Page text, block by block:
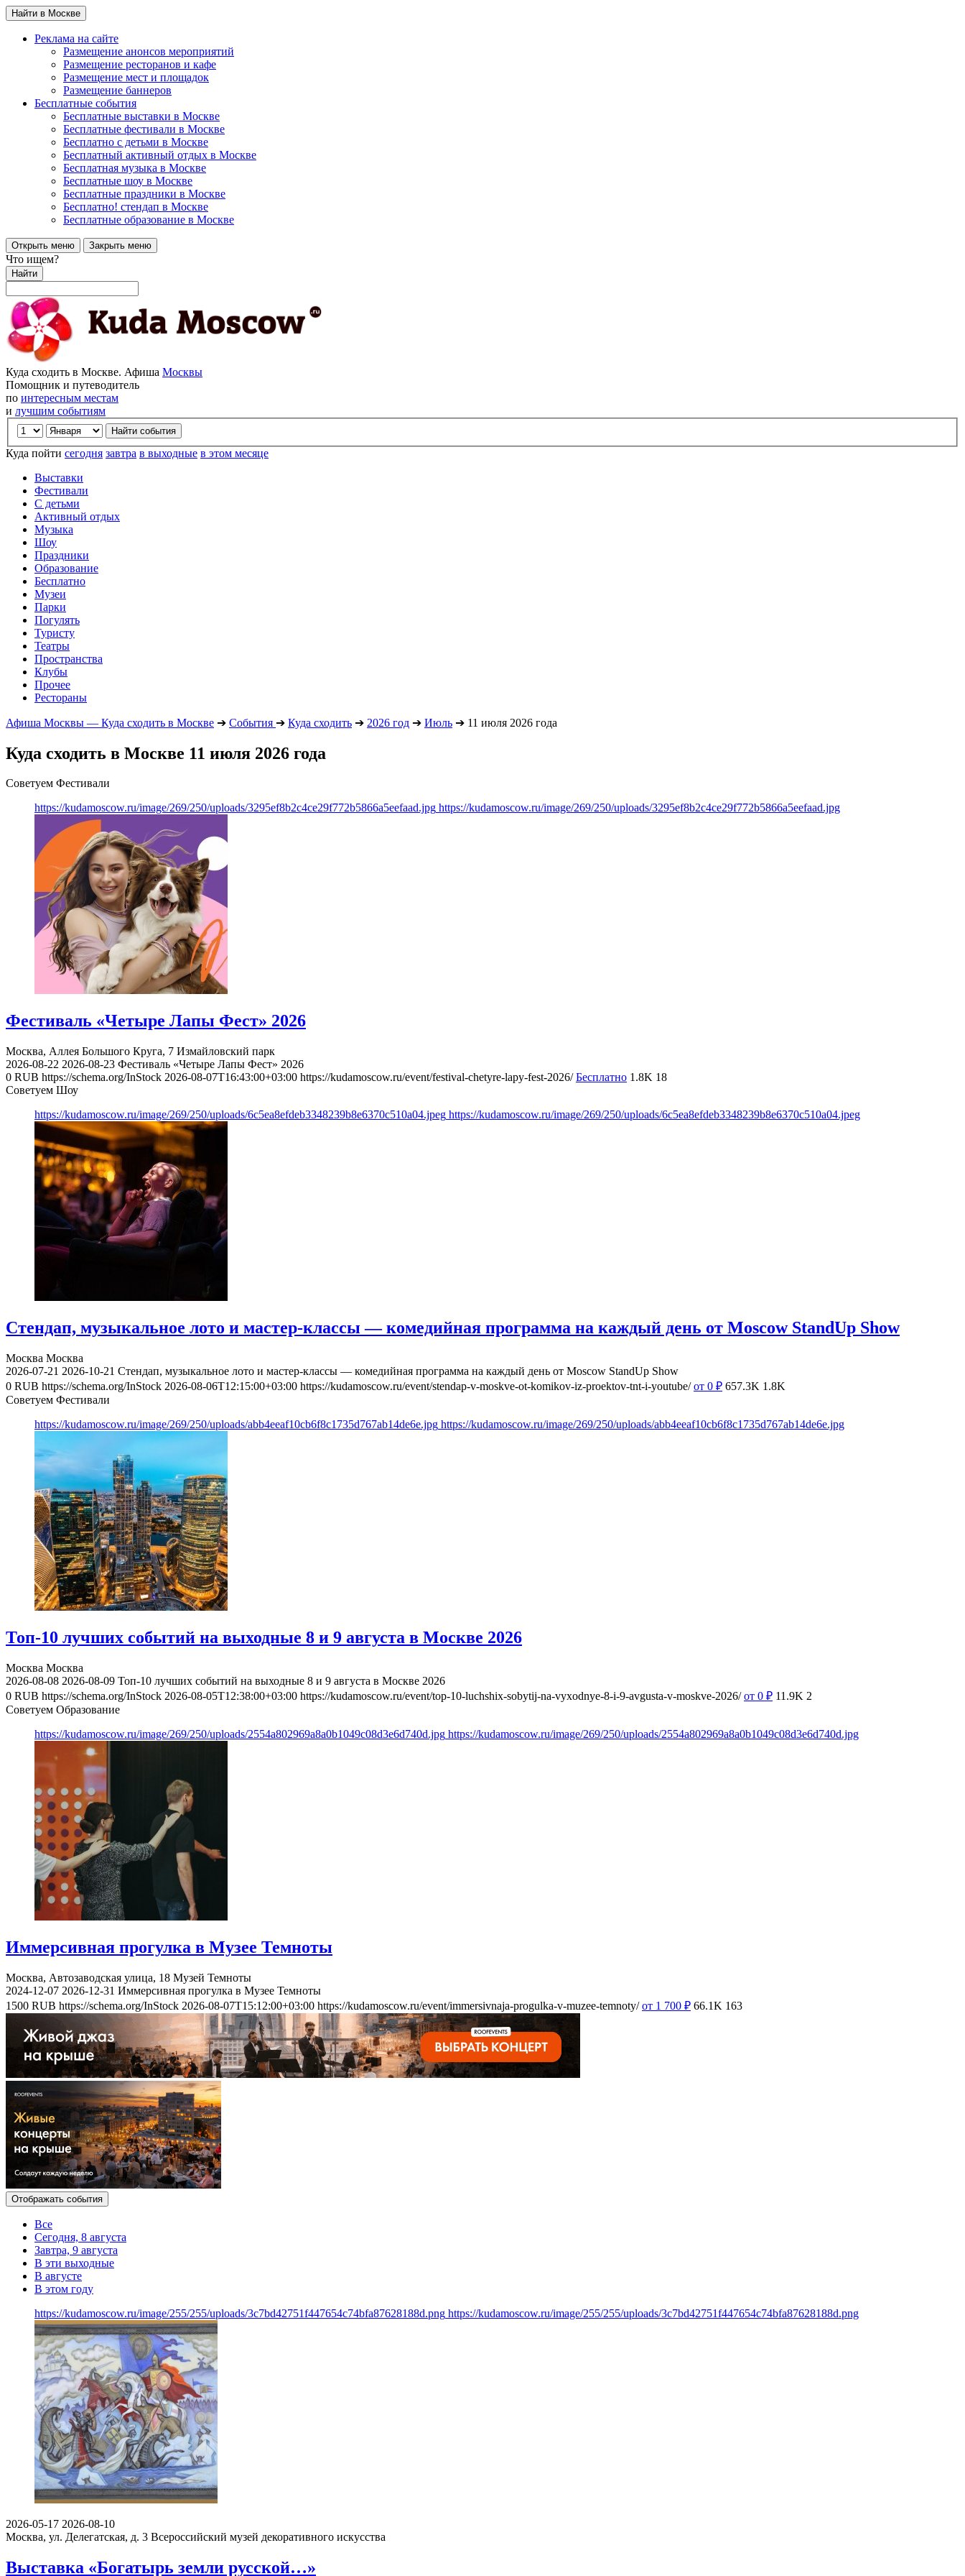
Найти в Москве
Реклама на сайте
Размещение анонсов мероприятий
Размещение ресторанов и кафе
Размещение мест и площадок
Размещение баннеров
Бесплатные события
Бесплатные выставки в Москве
Бесплатные фестивали в Москве
Бесплатно с детьми в Москве
Бесплатный активный отдых в Москве
Бесплатная музыка в Москве
Бесплатные шоу в Москве
Бесплатные праздники в Москве
Бесплатно! стендап в Москве
Бесплатные образование в Москве
Открыть меню Закрыть меню
Что ищем?
Найти
Куда сходить в Москве. Афиша Москвы
Помощник и путеводитель
по интересным местам
и лучшим событиям
Куда пойти сегодня завтра в выходные в этом месяце
Выставки
Фестивали
С детьми
Активный отдых
Музыка
Шоу
Праздники
Образование
Бесплатно
Музеи
Парки
Погулять
Туристу
Театры
Пространства
Клубы
Прочее
Рестораны
Афиша Москвы — Куда сходить в Москве ➔ События ➔ Куда сходить ➔ 2026 год ➔ Июль ➔ 11 июля 2026 года
Куда сходить в Москве 11 июля 2026 года
Советуем Фестивали
https://kudamoscow.ru/image/269/250/uploads/3295ef8b2c4ce29f772b5866a5eefaad.jpg https://kudamoscow.ru/image/269/250/uploads/3295ef8b2c4ce29f772b5866a5eefaad.jpg
Фестиваль «Четыре Лапы Фест» 2026
Москва, Аллея Большого Круга, 7 Измайловский парк
2026-08-22 2026-08-23 Фестиваль «Четыре Лапы Фест» 2026
0 RUB https://schema.org/InStock 2026-08-07T16:43:00+03:00 https://kudamoscow.ru/event/festival-chetyre-lapy-fest-2026/ Бесплатно 1.8K 18
Советуем Шоу
https://kudamoscow.ru/image/269/250/uploads/6c5ea8efdeb3348239b8e6370c510a04.jpeg https://kudamoscow.ru/image/269/250/uploads/6c5ea8efdeb3348239b8e6370c510a04.jpeg
Стендап, музыкальное лото и мастер-классы — комедийная программа на каждый день от Moscow StandUp Show
Москва Москва
2026-07-21 2026-10-21 Стендап, музыкальное лото и мастер-классы — комедийная программа на каждый день от Moscow StandUp Show
0 RUB https://schema.org/InStock 2026-08-06T12:15:00+03:00 https://kudamoscow.ru/event/stendap-v-moskve-ot-komikov-iz-proektov-tnt-i-youtube/ от 0 ₽ 657.3K 1.8K
Советуем Фестивали
https://kudamoscow.ru/image/269/250/uploads/abb4eeaf10cb6f8c1735d767ab14de6e.jpg https://kudamoscow.ru/image/269/250/uploads/abb4eeaf10cb6f8c1735d767ab14de6e.jpg
Топ-10 лучших событий на выходные 8 и 9 августа в Москве 2026
Москва Москва
2026-08-08 2026-08-09 Топ-10 лучших событий на выходные 8 и 9 августа в Москве 2026
0 RUB https://schema.org/InStock 2026-08-05T12:38:00+03:00 https://kudamoscow.ru/event/top-10-luchshix-sobytij-na-vyxodnye-8-i-9-avgusta-v-moskve-2026/ от 0 ₽ 11.9K 2
Советуем Образование
https://kudamoscow.ru/image/269/250/uploads/2554a802969a8a0b1049c08d3e6d740d.jpg https://kudamoscow.ru/image/269/250/uploads/2554a802969a8a0b1049c08d3e6d740d.jpg
Иммерсивная прогулка в Музее Темноты
Москва, Автозаводская улица, 18 Музей Темноты
2024-12-07 2026-12-31 Иммерсивная прогулка в Музее Темноты
1500 RUB https://schema.org/InStock 2026-08-07T15:12:00+03:00 https://kudamoscow.ru/event/immersivnaja-progulka-v-muzee-temnoty/ от 1 700 ₽ 66.1K 163
Отображать события
Все
Сегодня, 8 августа
Завтра, 9 августа
В эти выходные
В августе
В этом году
https://kudamoscow.ru/image/255/255/uploads/3c7bd42751f447654c74bfa87628188d.png https://kudamoscow.ru/image/255/255/uploads/3c7bd42751f447654c74bfa87628188d.png
2026-05-17 2026-08-10
Москва, ул. Делегатская, д. 3 Всероссийский музей декоративного искусства
Выставка «Богатырь земли русской…»